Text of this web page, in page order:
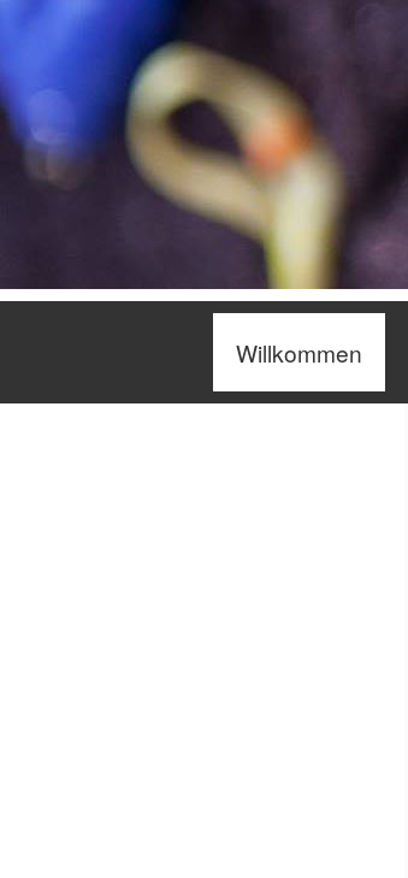
Willkommen